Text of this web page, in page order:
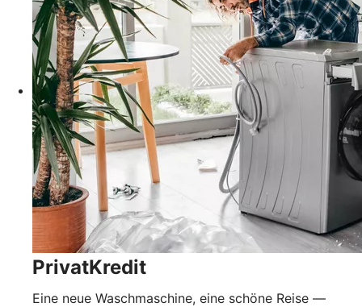
PrivatKredit
Eine neue Waschmaschine, eine schöne Reise —